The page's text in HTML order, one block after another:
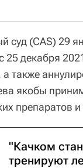
суд (CAS) 29
25 декабря
также
якобы
препаратов
"Качком
тренируют